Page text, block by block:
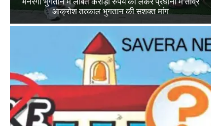
आक्रोश तत्काल भुगतान की सशक्त मांग